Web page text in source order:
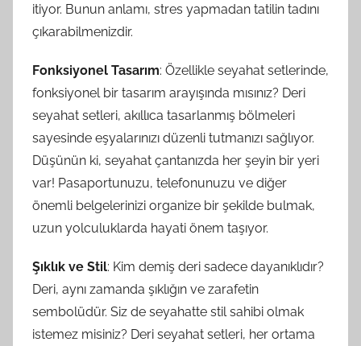
itiyor. Bunun anlamı, stres yapmadan tatilin tadını
çıkarabilmenizdir.
Fonksiyonel Tasarım: Özellikle seyahat setlerinde,
fonksiyonel bir tasarım arayışında mısınız? Deri
seyahat setleri, akıllıca tasarlanmış bölmeleri
sayesinde eşyalarınızı düzenli tutmanızı sağlıyor.
Düşünün ki, seyahat çantanızda her şeyin bir yeri
var! Pasaportunuzu, telefonunuzu ve diğer
önemli belgelerinizi organize bir şekilde bulmak,
uzun yolculuklarda hayati önem taşıyor.
Şıklık ve Stil: Kim demiş deri sadece dayanıklıdır?
Deri, aynı zamanda şıklığın ve zarafetin
sembolüdür. Siz de seyahatte stil sahibi olmak
istemez misiniz? Deri seyahat setleri, her ortama